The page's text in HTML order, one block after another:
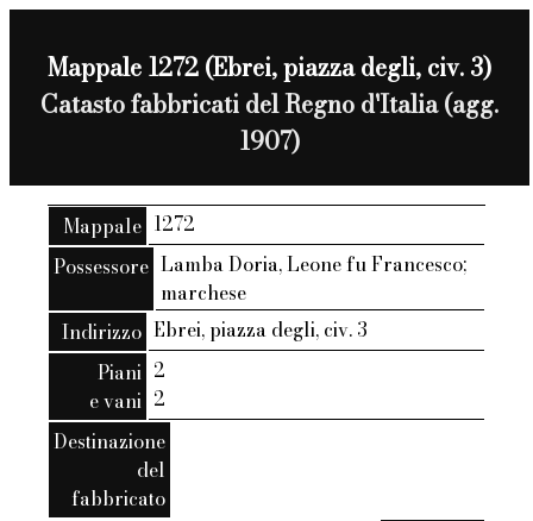
Mappale 1272 (Ebrei, piazza degli, civ. 3)
Catasto fabbricati del Regno d'Italia (agg.
1907)
Mappale 1272
Possessore Lamba Doria, Leone fu Francesco;
marchese
Indirizzo Ebrei, piazza degli, civ. 3
Piani
e vani
2
2
Destinazione
del
fabbricato